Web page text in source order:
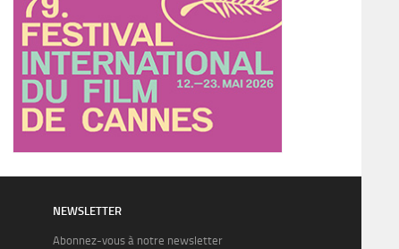
NEWSLETTER
Abonnez-vous à notre newsletter